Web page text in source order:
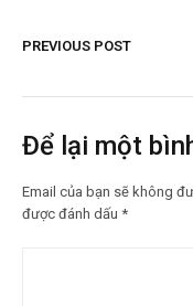
PREVIOUS POST
Để lại một
Email của bạn sẽ không
được đánh dấu *